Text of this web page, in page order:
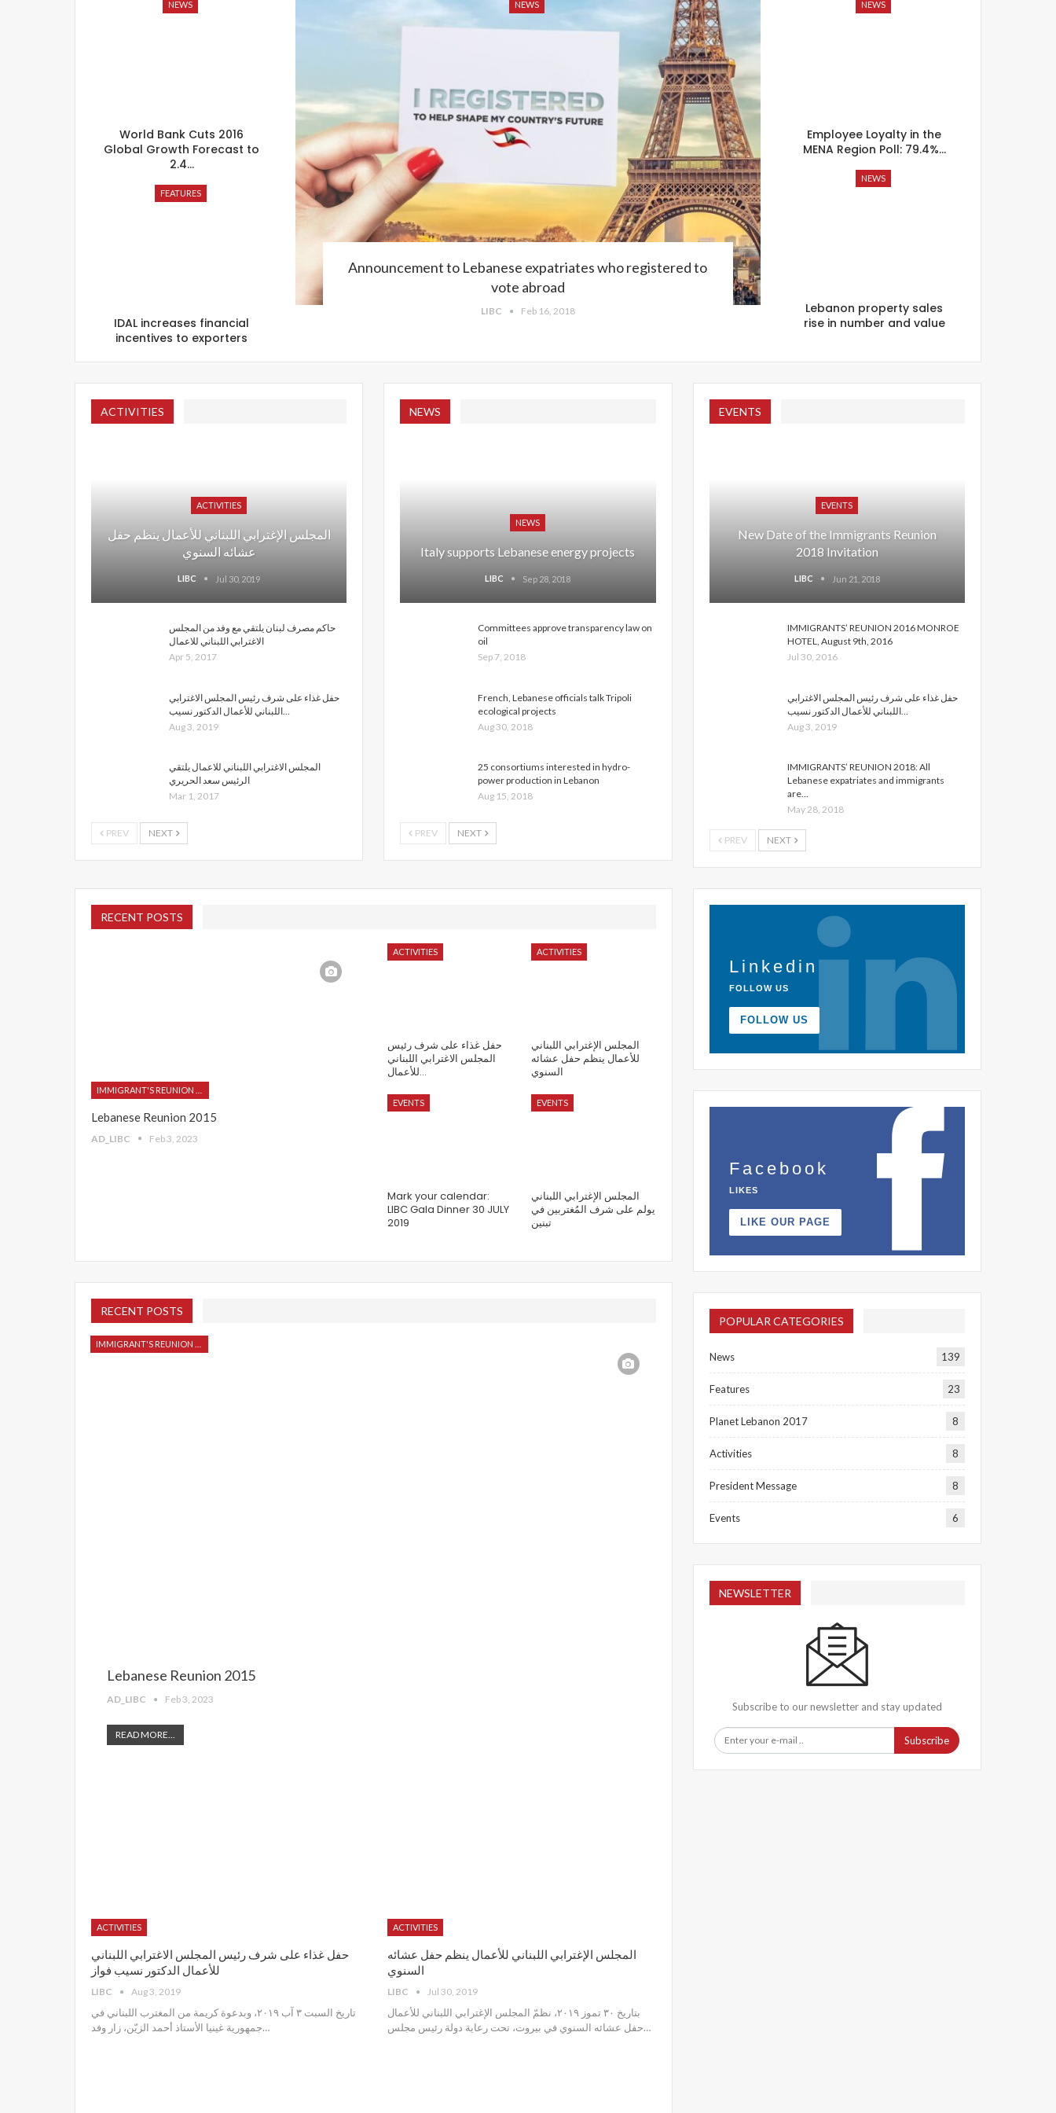
NEWS
Announcement to Lebanese expatriates who registered to
vote abroad
LIBC Feb 16, 2018
NEWS
World Bank Cuts 2016
Global Growth Forecast to
2.4…
FEATURES
IDAL increases financial
incentives to exporters
NEWS
Employee Loyalty in the
MENA Region Poll: 79.4%…
NEWS
Lebanon property sales
rise in number and value
ACTIVITIES
ACTIVITIES
المجلس الإغترابي اللبناني للأعمال ينظم حفل
عشائه السنوي
LIBC Jul 30, 2019
حاكم مصرف لبنان يلتقي مع وفد من المجلس
الاغترابي اللبناني للاعمال
Apr 5, 2017
حفل غذاء على شرف رئيس المجلس الاغترابي
Aug 3, 2019
المجلس الاغترابي اللبناني للاعمال يلتقي
الرئيس سعد الحريري
Mar 1, 2017
PREV NEXT
NEWS
NEWS
Italy supports Lebanese energy projects
LIBC Sep 28, 2018
Committees approve transparency law on
oil
Sep 7, 2018
French, Lebanese officials talk Tripoli
ecological projects
Aug 30, 2018
25 consortiums interested in hydro-
power production in Lebanon
Aug 15, 2018
PREV NEXT
EVENTS
EVENTS
New Date of the Immigrants Reunion
2018 Invitation
LIBC Jun 21, 2018
IMMIGRANTS’ REUNION 2016 MONROE
HOTEL, August 9th, 2016
Jul 30, 2016
حفل غذاء على شرف رئيس المجلس الاغترابي
اللبناني للأعمال الدكتور نسيب…
Aug 3, 2019
IMMIGRANTS’ REUNION 2018: All
Lebanese expatriates and immigrants
are…
May 28, 2018
PREV NEXT
RECENT POSTS
Lebanese Reunion 2015
AD_LIBC Feb 3, 2023
ACTIVITIES
حفل غذاء على شرف رئيس
المجلس الاغترابي اللبناني
للأعمال…
ACTIVITIES
المجلس الإغترابي اللبناني
للأعمال ينظم حفل عشائه
السنوي
EVENTS
Mark your calendar:
LIBC Gala Dinner 30 JULY
2019
EVENTS
المجلس الإغترابي اللبناني
يولم على شرف المُغتربين في
تبنين
RECENT POSTS
Lebanese Reunion 2015
AD_LIBC Feb 3, 2023
READ MORE...
ACTIVITIES
حفل غذاء على شرف رئيس المجلس الاغترابي اللبناني
للأعمال الدكتور نسيب فواز
LIBC Aug 3, 2019
تاريخ السبت ٣ آب ٢٠١٩، وبدعوة كريمة من المغترب اللبناني في
جمهورية غينيا الأستاذ أحمد الزيّن، زار وفد…
ACTIVITIES
المجلس الإغترابي اللبناني للأعمال ينظم حفل عشائه
السنوي
LIBC Jul 30, 2019
بتاريخ ٣٠ تموز ٢٠١٩، نظمّ المجلس الإغترابي اللبناني للأعمال
حفل عشائه السنوي في بيروت، تحت رعاية دولة رئيس مجلس…
Linkedin
FOLLOW US
FOLLOW US
Facebook
LIKES
LIKE OUR PAGE
POPULAR CATEGORIES
News 139
Features 23
Planet Lebanon 2017 8
Activities 8
President Message 8
Events 6
NEWSLETTER
Subscribe to our newsletter and stay updated
Subscribe